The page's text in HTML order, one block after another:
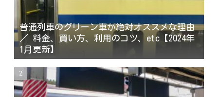
普通列車のグリーン車が絶対オススメな理由
／ 料金、買い方、利用のコツ、etc【2024年
1月更新】